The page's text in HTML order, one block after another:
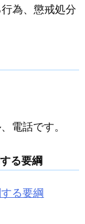
為、懲戒処分
電話です。
る要綱
る要綱